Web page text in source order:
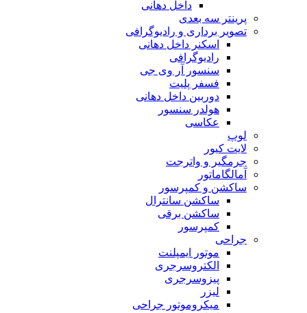
داخل دهانی
پرینتر سه بعدی
تصویر برداری و رادیوگرافی
اسکنر داخل دهانی
رادیوگرافی
سنسور آر وی جی
فسفر پلیت
دوربین داخل دهانی
هولدر سنسور
عکاسی
لوپ
لایت کیور
جرمگیر و واترجت
آمالگاماتور
ساکشن و کمپرسور
ساکشن سانترال
ساکشن برقی
کمپرسور
جراحی
موتور ایمپلنت
الکتروسرجری
پیزوسرجری
لیزر
میکروموتور جراحی